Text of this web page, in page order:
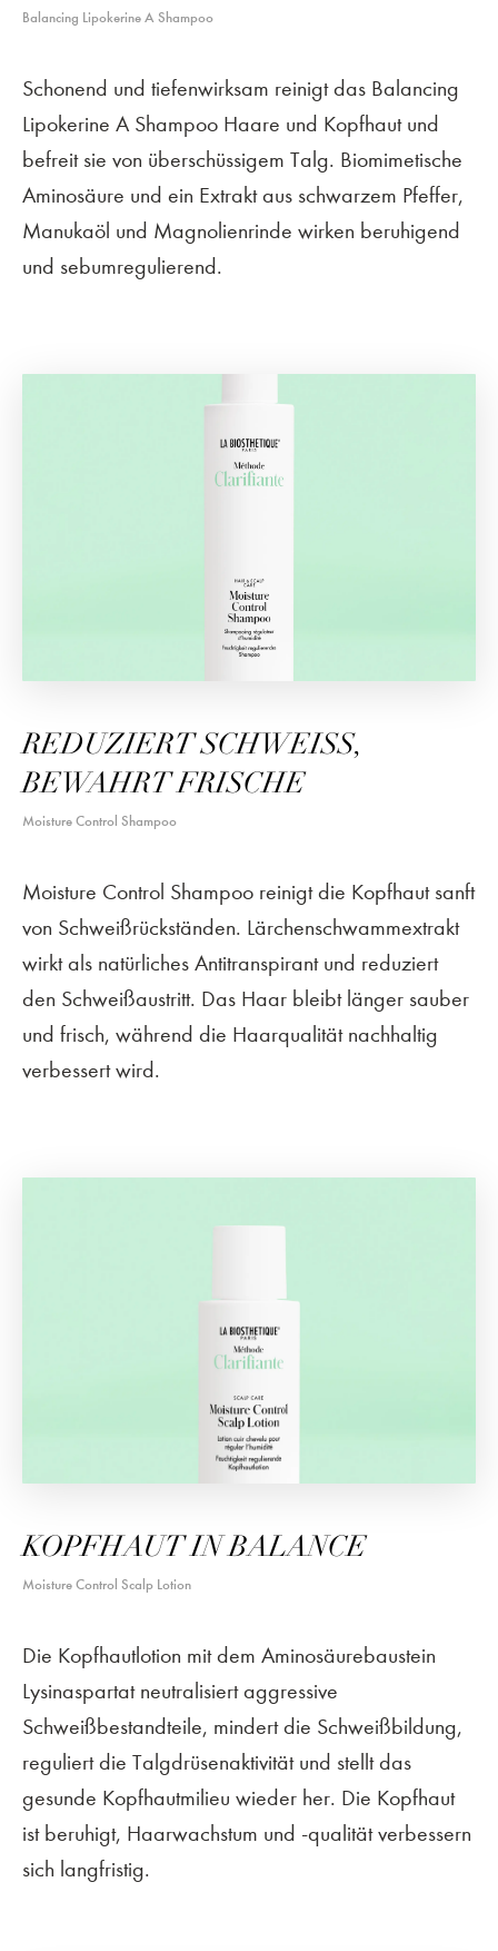
Balancing Lipokerine A Shampoo
Schonend und tiefenwirksam reinigt das Balancing
Lipokerine A Shampoo Haare und Kopfhaut und
befreit sie von überschüssigem Talg. Biomimetische
Aminosäure und ein Extrakt aus schwarzem Pfeffer,
Manukaöl und Magnolienrinde wirken beruhigend
und sebumregulierend.
REDUZIERT SCHWEISS, B
EWAHRT FRISCHE
Moisture Control Shampoo
Moisture Control Shampoo reinigt die Kopfhaut sanft
von Schweißrückständen. Lärchenschwammextrakt
wirkt als natürliches Antitranspirant und reduziert
den Schweißaustritt. Das Haar bleibt länger sauber
und frisch, während die Haarqualität nachhaltig
verbessert wird.
KOPFHAUT IN BALANCE
Moisture Control Scalp Lotion
Die Kopfhautlotion mit dem Aminosäurebaustein
Lysinaspartat neutralisiert aggressive
Schweißbestandteile, mindert die Schweißbildung,
reguliert die Talgdrüsenaktivität und stellt das
gesunde Kopfhautmilieu wieder her. Die Kopfhaut
ist beruhigt, Haarwachstum und -qualität verbessern
sich langfristig.